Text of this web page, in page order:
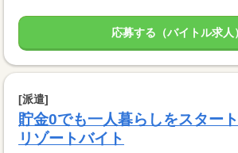
応募する（バイトル求人）
[派遣]
貯金0でも一人暮らしをスター
リゾートバイト